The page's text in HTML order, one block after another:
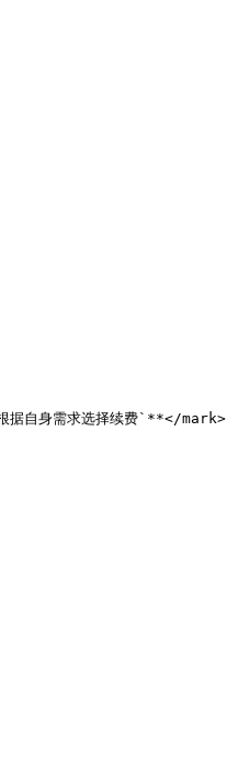
自身需求选择续费`**</mark>